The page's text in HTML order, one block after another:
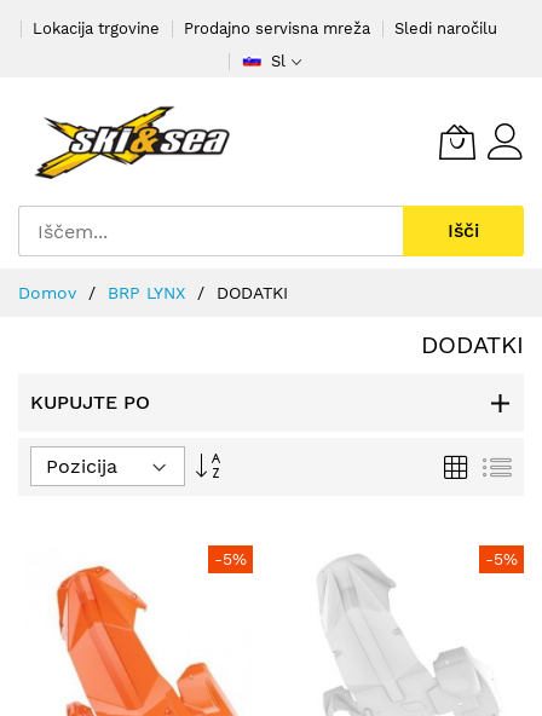
na
Lokacija trgovine Prodajno servisna mreža
Sledi naročilu
Sl
Išči
Domov BRP LYNX DODATKI
DODATKI
KUPUJTE PO
Nastavi
Mreža
-5% -5%